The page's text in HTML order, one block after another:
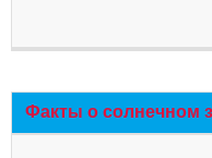
Факты о солнечном